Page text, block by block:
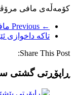
کۆمەڵەی مافی
← Previous
تاکە داخوازی
Share This Post:
ڕاپۆڕتی گشتی